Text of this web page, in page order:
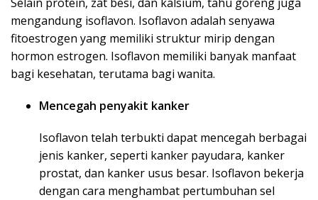
mengandung isoflavon. Isoflavon adalah senyawa
fitoestrogen yang memiliki struktur mirip dengan
hormon estrogen. Isoflavon memiliki banyak manfaat
bagi kesehatan, terutama bagi wanita.
Mencegah penyakit kanker
Isoflavon telah terbukti dapat mencegah berbagai
jenis kanker, seperti kanker payudara, kanker
prostat, dan kanker usus besar. Isoflavon bekerja
dengan cara menghambat pertumbuhan sel